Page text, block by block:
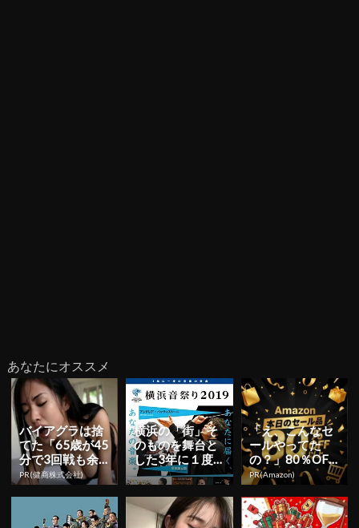
あなたにオススメ
バイアグラは捨
てた「65歳が45
分で3回戦も余
裕」980円で朝
まで絶好調！
PR(健商株式会社)
横浜の「街」そ
のものを舞台と
した3年に１度
の音楽フェステ
ィバル「横浜音
祭り２０１...
「え、こんなセ
ールやってた
の？」80％OFF
以上が続々登
場！Amazonの本
気が...
PR(Amazon)